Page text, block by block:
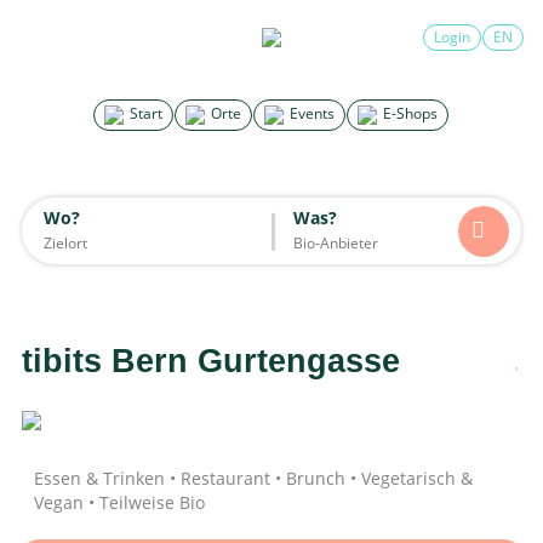
Start Orte Events E-Shops
Login EN
Wo? Was?
×
Alle Essen & Trinken Unterkünfte Mode
Wohnen
tibits Bern Gurtengasse
Essen & Trinken • Restaurant • Brunch • Vegetarisch &
Vegan • Teilweise Bio